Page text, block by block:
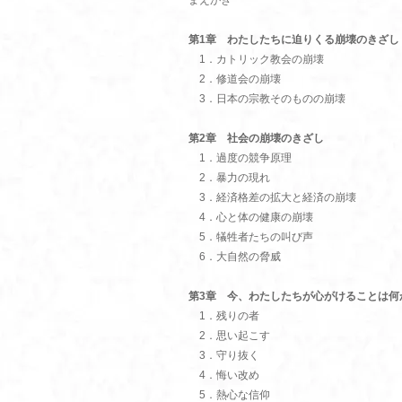
第1章 わたしたちに迫りくる崩壊のきざし
1．カトリック教会の崩壊
2．修道会の崩壊
3．日本の宗教そのものの崩壊
第2章 社会の崩壊のきざし
1．過度の競争原理
2．暴力の現れ
3．経済格差の拡大と経済の崩壊
4．心と体の健康の崩壊
5．犠牲者たちの叫び声
6．大自然の脅威
第3章 今、わたしたちが心がけることは何
1．残りの者
2．思い起こす
3．守り抜く
4．悔い改め
5．熱心な信仰